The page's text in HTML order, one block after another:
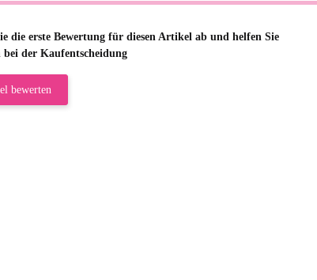
die erste Bewertung für diesen Artikel ab und helfen Sie
bei der Kaufentscheidung
bewerten